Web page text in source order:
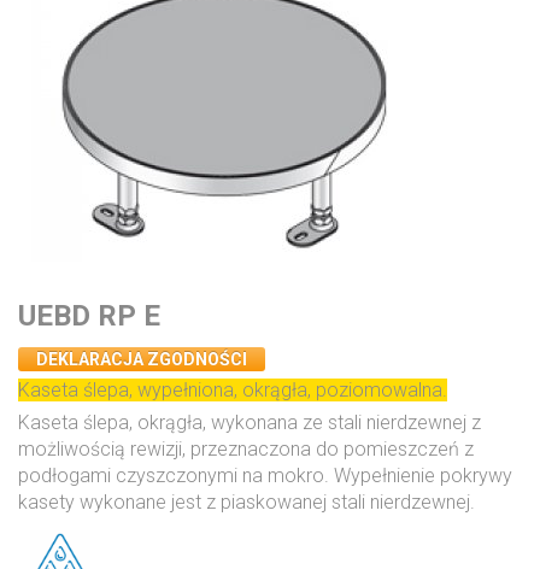
UEBD RP E
DEKLARACJA ZGODNOŚCI
Kaseta ślepa, wypełniona, okrągła, poziomowalna.
Kaseta ślepa, okrągła, wykonana ze stali nierdzewnej z
możliwością rewizji, przeznaczona do pomieszczeń z
podłogami czyszczonymi na mokro. Wypełnienie pokrywy
kasety wykonane jest z piaskowanej stali nierdzewnej.